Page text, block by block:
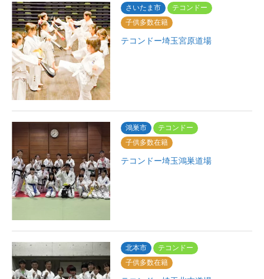
さいたま市
テコンドー
子供多数在籍
テコンドー埼玉宮原道場
鴻巣市
テコンドー
子供多数在籍
テコンドー埼玉鴻巣道場
北本市
テコンドー
子供多数在籍